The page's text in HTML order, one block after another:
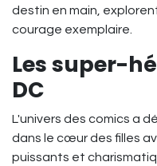
destin en main,
courage exemplaire.
Les super-
DC
L'univers des comics a
dans le cœur des filles
puissants et